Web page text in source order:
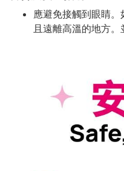
應避免接觸到眼睛
且遠離高溫的地方